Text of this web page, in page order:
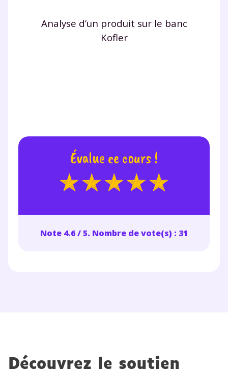
Analyse d’un produit sur le banc
Kofler
Évalue ce cours !
Note 4.6 / 5. Nombre de vote(s) : 31
Découvrez le soutien